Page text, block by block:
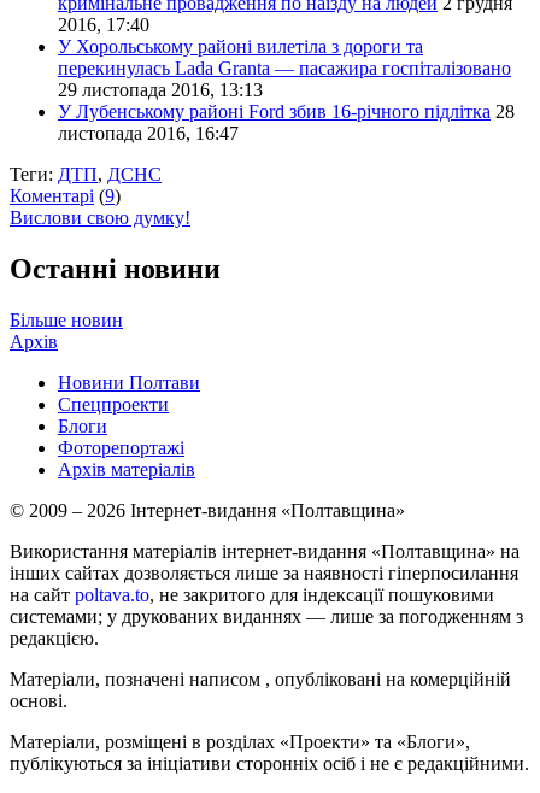
2016, 17:40
У Хорольському районі вилетіла з дороги та
перекинулась Lada Granta — пасажира госпіталізовано
29 листопада 2016, 13:13
У Лубенському районі Ford збив 16-річного підлітка 28
листопада 2016, 16:47
Теги: ДТП, ДСНС
Коментарі (9)
Вислови свою думку!
Останні новини
Більше новин
Архів
Новини Полтави
Спецпроекти
Блоги
Фоторепортажі
Архів матеріалів
© 2009 – 2026 Інтернет-видання «Полтавщина»
Використання матеріалів інтернет-видання «Полтавщина» на
інших сайтах дозволяється лише за наявності гіперпосилання
на сайт poltava.to, не закритого для індексації пошуковими
системами; у друкованих виданнях — лише за погодженням з
редакцією.
Матеріали, позначені написом , опубліковані на комерційній
основі.
Матеріали, розміщені в розділах «Проекти» та «Блоги»,
публікуються за ініціативи сторонніх осіб і не є редакційними.